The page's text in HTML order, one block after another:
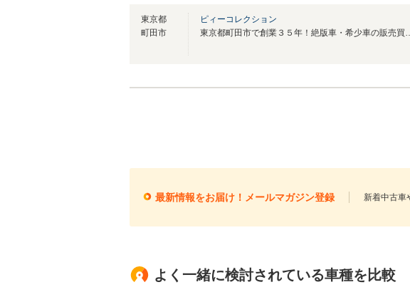
東京都
町田市
ピィーコレクション
東京都町田市で創業３５年！絶版
最新情報をお届け！メールマガジン登録 新着中古車
よく一緒に検討されている車種を比較